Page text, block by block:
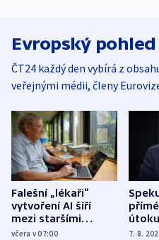
Evropský pohled
ČT24 každý den vybírá z
veřejnými médii, členy
Falešní „lékaři“
vytvoření AI šíří
mezi staršími
Poláky nebezpečné
včera v 07:00
míní
7. 8.